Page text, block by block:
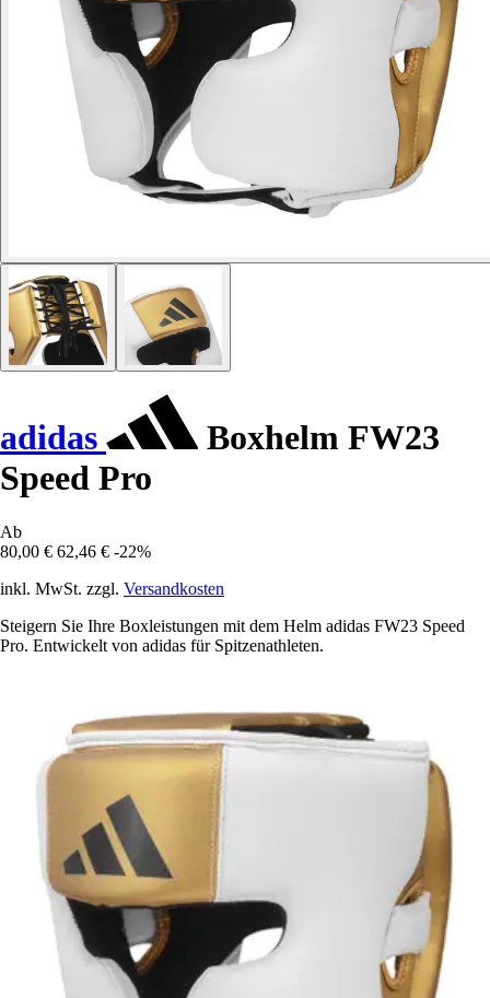
adidas
Boxhelm FW23
Speed Pro
Ab
80,00 € 62,46 € -22%
inkl. MwSt. zzgl. Versandkosten
Steigern Sie Ihre Boxleistungen mit dem Helm adidas FW23 Speed
Pro. Entwickelt von adidas für Spitzenathleten.